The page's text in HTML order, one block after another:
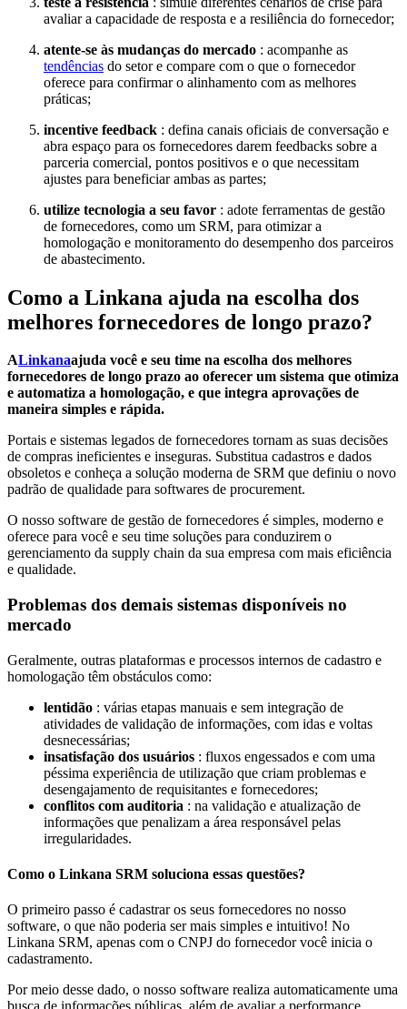
avaliar a capacidade de resposta e a resiliência do fornecedor;
atente-se às mudanças do mercado : acompanhe as
tendências do setor e compare com o que o fornecedor
oferece para confirmar o alinhamento com as melhores
práticas;
incentive feedback : defina canais oficiais de conversação e
abra espaço para os fornecedores darem feedbacks sobre a
parceria comercial, pontos positivos e o que necessitam
ajustes para beneficiar ambas as partes;
utilize tecnologia a seu favor : adote ferramentas de gestão
de fornecedores, como um SRM, para otimizar a
homologação e monitoramento do desempenho dos parceiros
de abastecimento.
Como a Linkana ajuda na escolha dos
melhores fornecedores de longo prazo?
ALinkanaajuda você e seu time na escolha dos melhores
fornecedores de longo prazo ao oferecer um sistema que otimiza
e automatiza a homologação, e que integra aprovações de
maneira simples e rápida.
Portais e sistemas legados de fornecedores tornam as suas decisões
de compras ineficientes e inseguras. Substitua cadastros e dados
obsoletos e conheça a solução moderna de SRM que definiu o novo
padrão de qualidade para softwares de procurement.
O nosso software de gestão de fornecedores é simples, moderno e
oferece para você e seu time soluções para conduzirem o
gerenciamento da supply chain da sua empresa com mais eficiência
e qualidade.
Problemas dos demais sistemas disponíveis no
mercado
Geralmente, outras plataformas e processos internos de cadastro e
homologação têm obstáculos como:
lentidão : várias etapas manuais e sem integração de
atividades de validação de informações, com idas e voltas
desnecessárias;
insatisfação dos usuários : fluxos engessados e com uma
péssima experiência de utilização que criam problemas e
desengajamento de requisitantes e fornecedores;
conflitos com auditoria : na validação e atualização de
informações que penalizam a área responsável pelas
irregularidades.
Como o Linkana SRM soluciona essas questões?
O primeiro passo é cadastrar os seus fornecedores no nosso
software, o que não poderia ser mais simples e intuitivo! No
Linkana SRM, apenas com o CNPJ do fornecedor você inicia o
cadastramento.
Por meio desse dado, o nosso software realiza automaticamente uma